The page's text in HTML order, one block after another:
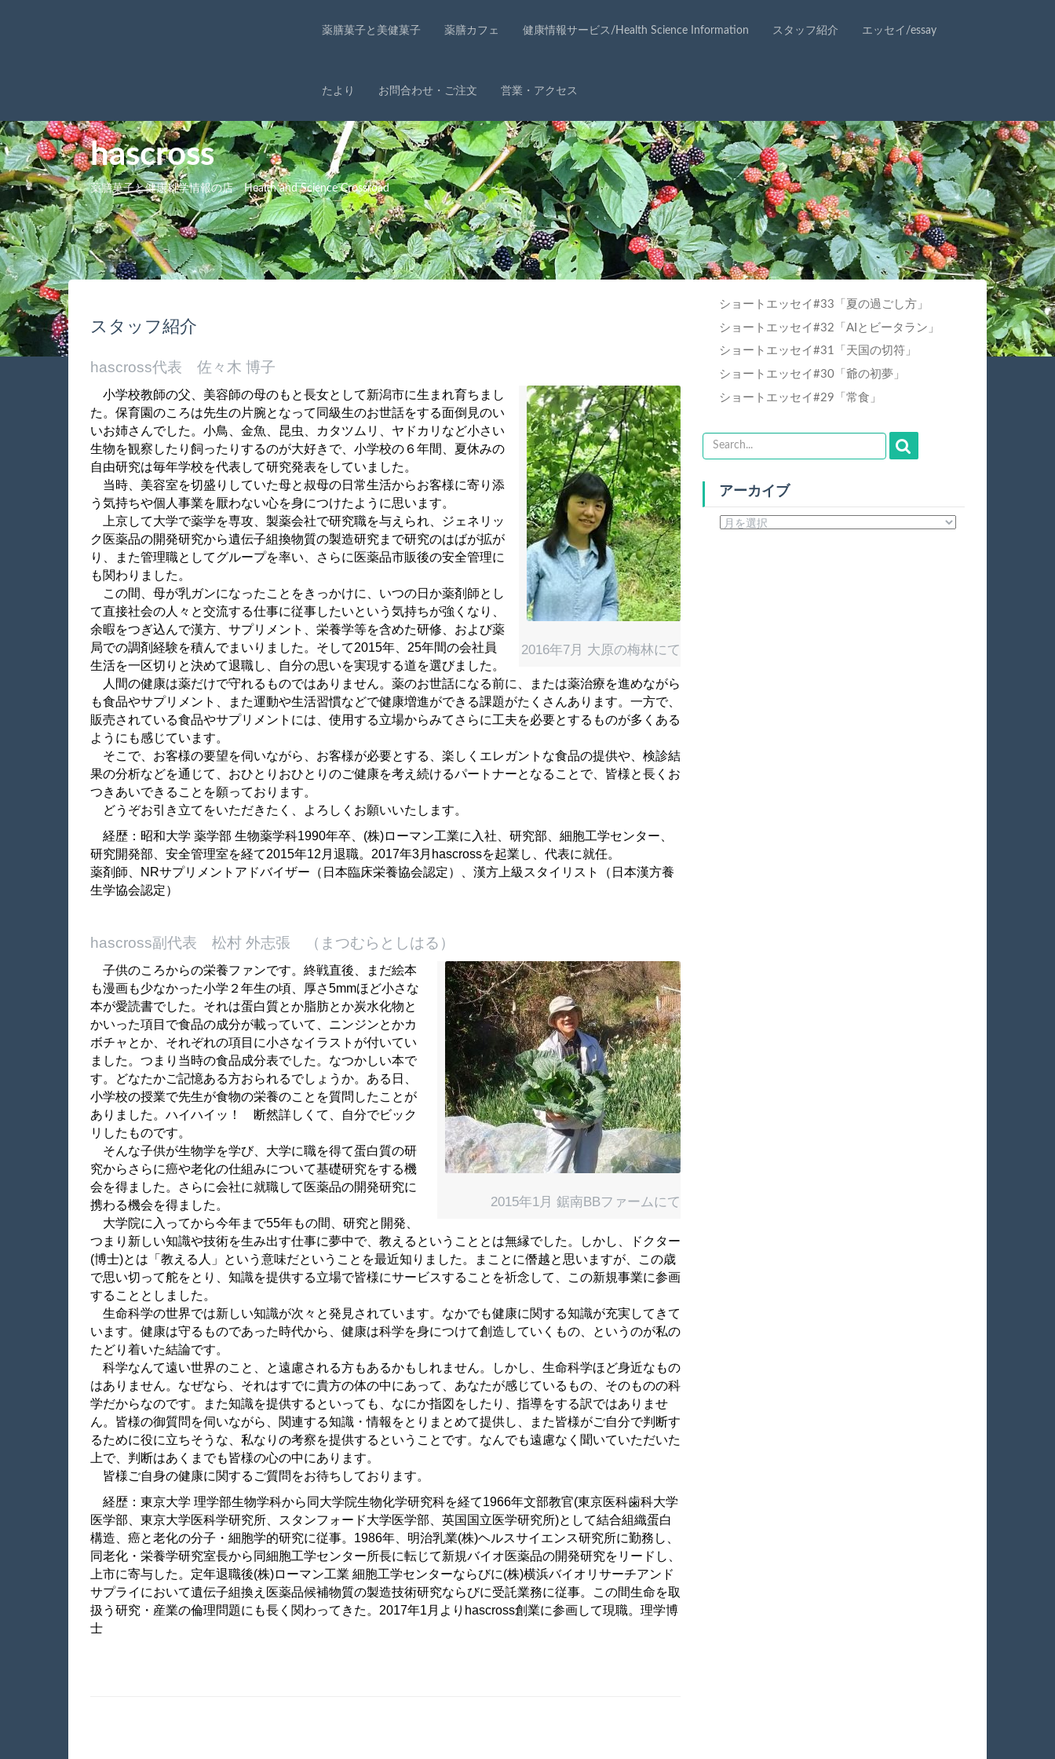
薬膳菓子と美健菓子 薬膳カフェ 健康情報サービス/Health Science Information スタッフ紹介 エッセイ/essay
たより お問合わせ・ご注文 営業・アクセス
hascross
薬膳菓子と健康科学情報の店 Health and Science Crossroad
スタッフ紹介
hascross代表 佐々木 博子
2016年7月 大原の梅林にて
小学校教師の父、美容師の母のもと長女として新潟市に生まれ育ちまし
た。保育園のころは先生の片腕となって同級生のお世話をする面倒見のい
いお姉さんでした。小鳥、金魚、昆虫、カタツムリ、ヤドカリなど小さい
生物を観察したり飼ったりするのが大好きで、小学校の６年間、夏休みの
自由研究は毎年学校を代表して研究発表をしていました。
当時、美容室を切盛りしていた母と叔母の日常生活からお客様に寄り添
う気持ちや個人事業を厭わない心を身につけたように思います。
上京して大学で薬学を専攻、製薬会社で研究職を与えられ、ジェネリッ
ク医薬品の開発研究から遺伝子組換物質の製造研究まで研究のはばが拡が
り、また管理職としてグループを率い、さらに医薬品市販後の安全管理に
も関わりました。
この間、母が乳ガンになったことをきっかけに、いつの日か薬剤師とし
て直接社会の人々と交流する仕事に従事したいという気持ちが強くなり、
余暇をつぎ込んで漢方、サプリメント、栄養学等を含めた研修、および薬
局での調剤経験を積んでまいりました。そして2015年、 25年間の会社員
生活を一区切りと決めて退職し、自分の思いを実現する道を選びました。
人間の健康は薬だけで守れるものではありません。薬のお世話になる前に、または薬治療を進めながら
も食品やサプリメント、また運動や生活習慣などで健康増進ができる課題がたくさんあります。一方で、
販売されている食品やサプリメントには、使用する立場からみてさらに工夫を必要とするものが多くある
ようにも感じています。
そこで、お客様の要望を伺いながら、お客様が必要とする、楽しくエレガントな食品の提供や、検診結
果の分析などを通じて、おひとりおひとりのご健康を考え続けるパートナーとなることで、皆様と長くお
つきあいできることを願っております。
どうぞお引き立てをいただきたく、よろしくお願いいたします。
経歴：昭和大学 薬学部 生物薬学科1990年卒、 (株)ローマン工業に入社、研究部、細胞工学センター、
研究開発部、安全管理室を経て2015年12 月退職。 2017年3月 hascrossを起業し、代表に就任。
薬剤師、
NRサプリメントアドバイザー（日本臨床栄養協会認定）、漢方上級スタイリスト（日本漢方養
生学協会認定）
hascross副代表 松村 外志張 （まつむらとしはる）
2015年1月 鋸南BBファームにて
子供のころからの栄養ファンです。終戦直後、
まだ絵本
も漫画も少なかった小学２年生の頃、厚さ5mmほど小さな
本が愛読書でした。それは蛋白質とか脂肪とか炭水化物と
かいった項目で食品の成分が載っていて、ニンジンとかカ
ボチャとか、それぞれの項目に小さなイラストが付いてい
ました。つまり当時の食品成分表でした。なつかしい本で
す。どなたかご記憶ある方おられるでしょうか。ある日、
小学校の授業で先生が食物の栄養のことを質問したことが
ありました。ハイハイッ！ 断然詳しくて、自分でビック
リしたものです。
そんな子供が生物学を学び、大学に職を得て蛋白質の研
究からさらに癌や老化の仕組みについて基礎研究をする機
会を得ました。さらに会社に就職して医薬品の開発研究に
携わる機会を得ました。
大学院に入ってから今年まで55年もの間、研究と開発、
つまり新しい知識や技術を生み出す仕事に夢中で、教えるということとは無縁でした。しかし、ドクター
(博士)とは「教える人」という意味だということを最近知りました。まことに僭越と思いますが、この歳
で思い切って舵をとり、知識を提供する立場で皆様にサービスすることを祈念して、この新規事業に参画
することとしました。
生命科学の世界では新しい知識が次々と発見されています。なかでも健康に関する知識が充実してきて
います。健康は守るものであった時代から、健康は科学を身につけて創造していくもの、というのが私の
たどり着いた結論です。
科学なんて遠い世界のこと、と遠慮される方もあるかもしれません。しかし、生命科学ほど身近なもの
はありません。なぜなら、それはすでに貴方の体の中にあって、あなたが感じているもの、そのものの科
学だからなのです。また知識を提供するといっても、なにか指図をしたり、指導をする訳ではありませ
ん。皆様の御質問を伺いながら、関連する知識・情報をとりまとめて提供し、また皆様がご自分で判断す
るために役に立ちそうな、私なりの考察を提供するということです。なんでも遠慮なく聞いていただいた
上で、判断はあくまでも皆様の心の中にあります。
皆様ご自身の健康に関するご質問をお待ちしております。
経歴：東京大学 理学部生物学科から同大学院生物化学研究科を経て1966年文部教官(東京医科歯科大学
医学部、東京大学医科学研究所、スタンフォード大学医学部、英国国立医学研究所)として結合組織蛋白
構造、癌と老化の分子・細胞学的研究に従事。 1986年、明治乳業(株)ヘルスサイエンス研究所に勤務し、
同老化・栄養学研究室長から同細胞工学センター所長に転じて新規バイオ医薬品の開発研究をリードし、
上市に寄与した。定年退職後(株)ローマン工業 細胞工学センターならびに(株)横浜バイオリサーチアンド
サプライにおいて遺伝子組換え医薬品候補物質の製造技術研究ならびに受託業務に従事。この間生命を取
扱う研究・産業の倫理問題にも長く関わってきた。 2017年1 月より hascross創業に参画して現職。 理学博
士
ショートエッセイ#33「夏の過ごし方」
ショートエッセイ#32「AIとビータラン」
ショートエッセイ#31「天国の切符」
ショートエッセイ#30「爺の初夢」
ショートエッセイ#29「常食」
アーカイブ